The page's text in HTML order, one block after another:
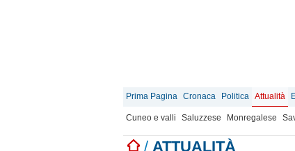
Prima Pagina Cronaca Politica Attualità
Cuneo e valli Saluzzese Monregalese
/ ATTUALITÀ